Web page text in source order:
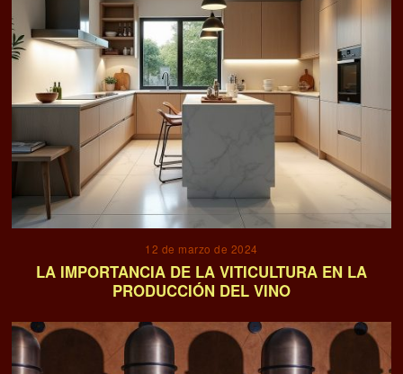
12 de marzo de 2024
LA IMPORTANCIA DE LA VITICULTURA EN LA
PRODUCCIÓN DEL VINO